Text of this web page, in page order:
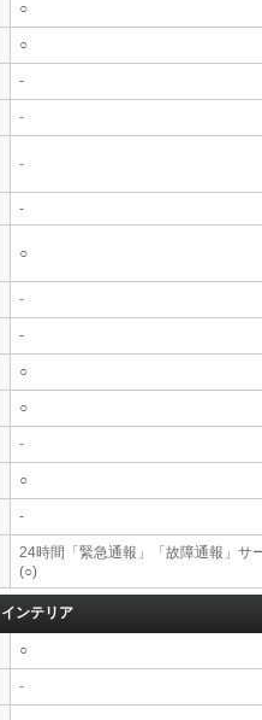
○
○
-
-
-
-
○
-
-
○
○
-
○
-
24時間「緊急通報」「故障通報」サ
(○)
インテリア
○
-